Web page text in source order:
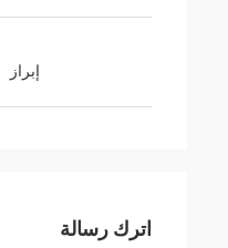
إبراز
اترك رسالة